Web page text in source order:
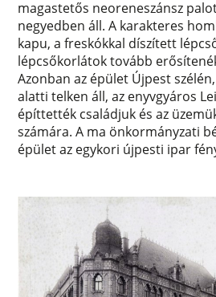
magastetős neoreneszánsz
negyedben áll. A karakteres
kapu, a freskókkal díszített
lépcsőkorlátok tovább
Azonban az épület Újpest
alatti telken áll, az enyvgyáros
építtették családjuk és az
számára. A ma önkormányzati
épület az egykori újpesti ipar